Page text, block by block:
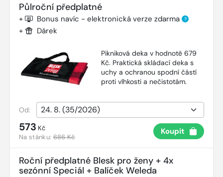
Půlroční předplatné
+ Bonus navíc - elektronická verze zdarma ?
+ Dárek
Pikniková deka v hodnotě 679
Kč. Praktická skládací deka s
uchy a ochranou spodní částí
proti vlhkosti a nečistotám.
Od:
573 Kč
Na stánku:686 Kč
Koupit
Roční předplatné Blesk pro ženy + 4x
sezónní Speciál + Balíček Weleda